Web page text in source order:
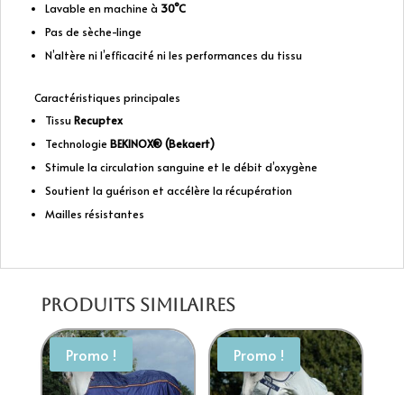
Lavable en machine à 30°C
Pas de sèche-linge
N’altère ni l’efficacité ni les performances du tissu
Caractéristiques principales
Tissu Recuptex
Technologie BEKINOX® (Bekaert)
Stimule la circulation sanguine et le débit d’oxygène
Soutient la guérison et accélère la récupération
Mailles résistantes
Produits similaires
Promo ! Promo !